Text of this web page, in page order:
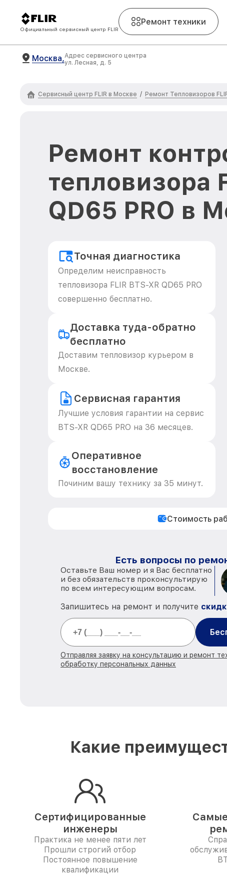
Официальный сервисный центр FLIR
Ремонт техники
Москва,Адрес сервисного центра
ул. Лесная, д. 5
Сервисный центр FLIR в Москве / Ремонт Тепловизоров
Ремонт
тепловизора
QD65 PRO в
Точная диагностика
Определим неисправность
тепловизора FLIR BTS-XR QD65 PRO
совершенно бесплатно.
Доставка туда-обратно
бесплатно
Доставим тепловизор курьером в
Москве.
Сервисная гарантия
Лучшие условия гарантии на сервис
BTS-XR QD65 PRO на 36 месяцев.
Оперативное
восстановление
Починим вашу технику за 35 минут.
Стоимость
Есть вопросы по
Оставьте Ваш номер и я Вас бесплатно
и без обязательств проконсультирую
по всем интересующим вопросам.
Запишитесь на ремонт и получите
Отправляя заявку на консультацию и ремонт
обработку персональных данных
Какие
Сертифицированные
инженеры
Практика не менее пяти лет
Прошли строгий отбор
Постоянное повышение
квалификации